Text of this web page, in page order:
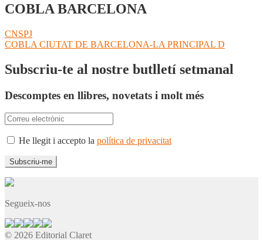
COBLA BARCELONA
Navegació
d'entrades
Entrada
anterior:
CNSPJ
Pròxima
COBLA CIUTAT DE BARCELONA-LA PRINCIPAL D
Subscriu-te al nostre butlletí setmanal
Descomptes en llibres, novetats i molt més
He llegit i accepto la política de privacitat
Segueix-nos
© 2026 Editorial Claret